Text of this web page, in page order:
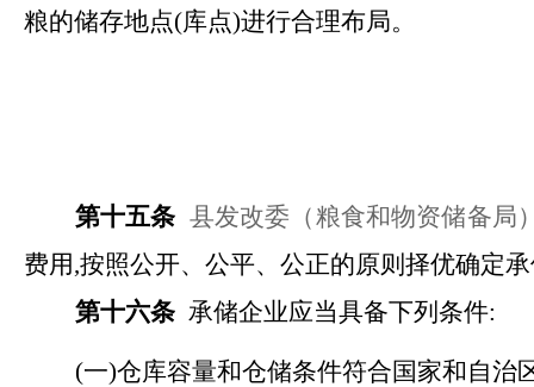
粮的储存地点(库点)进行合理布局。
第十五条 县发改委（粮食和物资储备局
费用,按照公开、公平、公正的原则择优确定
第十六条承储企业应当具备下列条件:
(一)仓库容量和仓储条件符合国家和自治